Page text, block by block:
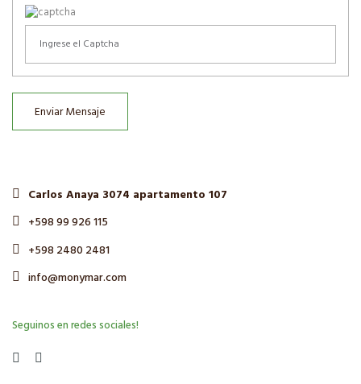
Enviar Mensaje
Carlos Anaya 3074 apartamento 107
+598 99 926 115
+598 2480 2481
info@monymar.com
Seguinos en redes sociales!